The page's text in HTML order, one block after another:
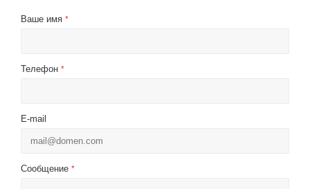
Ваше имя *
Телефон *
E-mail
Сообщение *